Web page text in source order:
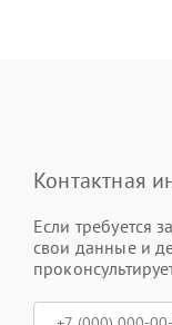
Контактная
Если требуется
свои данные и